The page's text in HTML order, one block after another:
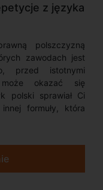
z języka
polszczyzną
zawodach jest
przed istotnymi
może okazać się
polski sprawiał Ci
formuły, która